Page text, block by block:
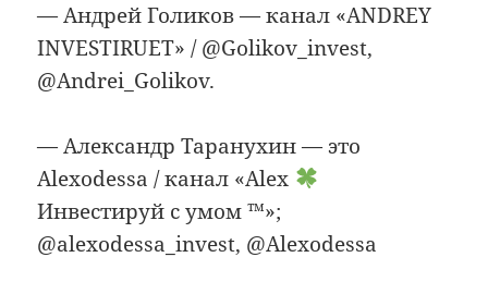
— Андрей Голиков — канал «ANDREY
INVESTIRUET» / @Golikov_invest,
@Andrei_Golikov.
— Александр Таранухин — это
Alexodessa / канал «Alex
Инвестируй с умом ™»;
@alexodessa_invest, @Alexodessa